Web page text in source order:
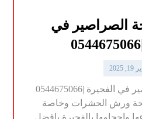
الصراصير في
شركة مكافحة الصراصير في الفجيرة |0544675066
ورش الحشرات وخاصة
واحجامها بالفجيرة بافضل